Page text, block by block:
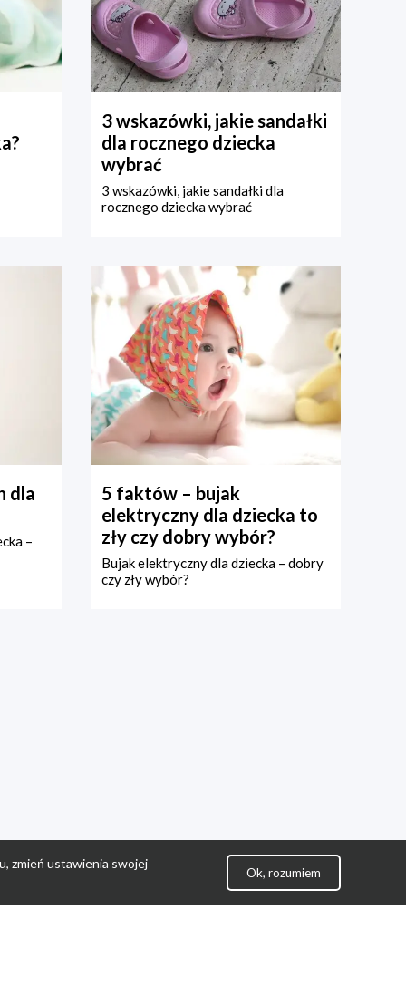
3 wskazówki, jakie sandałki
dla rocznego dziecka
wybrać
3 wskazówki, jakie sandałki dla
rocznego dziecka wybrać
dla
–
5 faktów – bujak
elektryczny dla dziecka to
zły czy dobry wybór?
Bujak elektryczny dla dziecka – dobry
czy zły wybór?
zmień ustawienia swojej
Ok, rozumiem